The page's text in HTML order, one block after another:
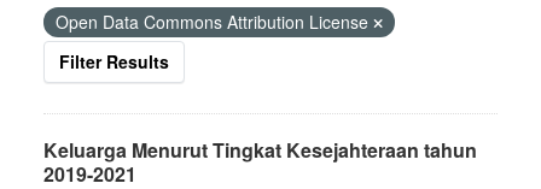
Open Data Commons Attribution License
Filter Results
Keluarga Menurut Tingkat Kesejahteraan tahun
2019-2021